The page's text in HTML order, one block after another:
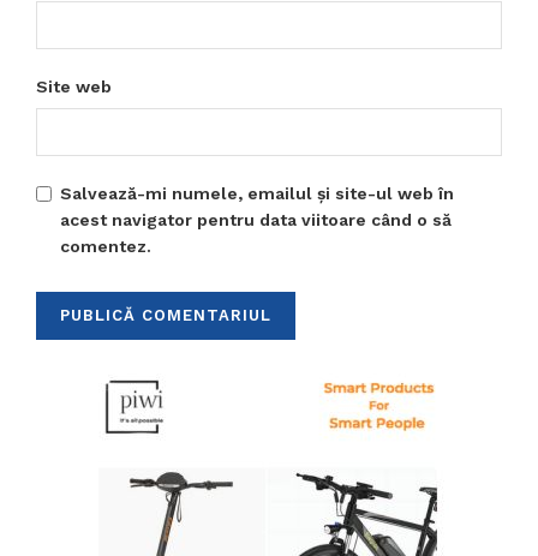
Site web
Salvează-mi numele, emailul și site-ul web în
acest navigator pentru data viitoare când o să
comentez.